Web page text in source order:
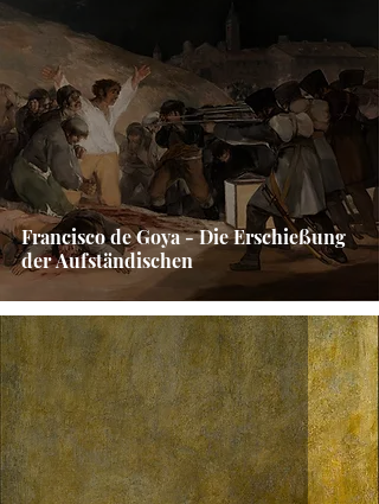
Francisco de Goya - Die Erschießung
der Aufständischen